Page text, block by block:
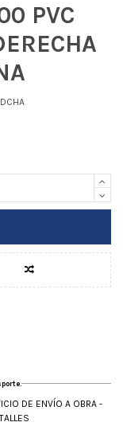
PVC
DE ENVÍO A OBRA -